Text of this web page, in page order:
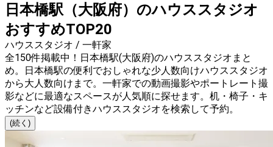
日本橋駅（大阪府）のハウススタジオ
おすすめTOP20
ハウススタジオ / 一軒家
全150件掲載中！日本橋駅(大阪府)のハウススタジオまと
め。日本橋駅の便利でおしゃれな少人数向けハウススタジオ
から大人数向けまで。一軒家での動画撮影やポートレート撮
影などに最適なスペースが人気順に探せます。机・椅子・キ
ッチンなど設備付きハウススタジオを検索して予約。
(続く)